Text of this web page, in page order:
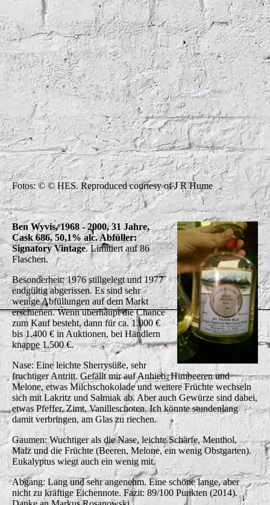
Bennevishomepage3
Fotos: © © HES. Reproduced courtesy of J R Hume
Ben Wyvis, 1968 - 2000, 31 Jahre,
Cask 686, 50,1% alc. Abfüller:
Signatory Vintage. Limitiert auf 86
Flaschen.
Besonderheit: 1976 stillgelegt und 1977
endgültig abgerissen. Es sind sehr
wenige Abfüllungen auf dem Markt
erschienen. Wenn überhaupt die Chance
zum Kauf besteht, dann für ca. 1.000 €
bis 1.400 € in Auktionen, bei Händlern
knappe 1.500 €.
Nase: Eine leichte Sherrysüße, sehr
fruchtiger Antritt. Gefällt mir auf Anhieb. Himbeeren und
Melone, etwas Milchschokolade und weitere Früchte wechseln
sich mit Lakritz und Salmiak ab. Aber auch Gewürze sind dabei,
etwas Pfeffer, Zimt, Vanilleschoten. Ich könnte stundenlang
damit verbringen, am Glas zu riechen.
Gaumen: Wuchtiger als die Nase, leichte Schärfe, Menthol,
Malz und die Früchte (Beeren, Melone, ein wenig Obstgarten).
Eukalyptus wiegt auch ein wenig mit.
Abgang: Lang und sehr angenehm. Eine schöne lange, aber
nicht zu kräftige Eichennote. Fazit: 89/100 Punkten (2014).